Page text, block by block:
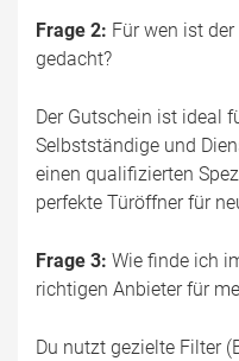
Frage 2: Für wen ist
gedacht?
Der Gutschein ist ideal
Selbstständige und
einen qualifizierten
perfekte Türöffner für
Frage 3: Wie finde ich
richtigen Anbieter für
Du nutzt gezielte Filter